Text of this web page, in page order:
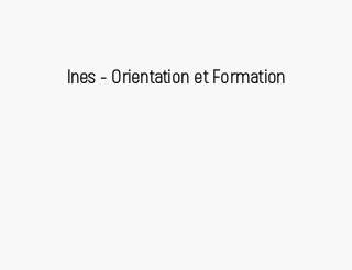
Ines - Orientation et Formation